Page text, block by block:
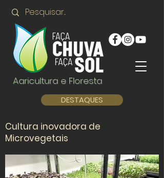
Agricultura e Floresta
DESTAQUES
Cultura inovadora de
Microvegetais